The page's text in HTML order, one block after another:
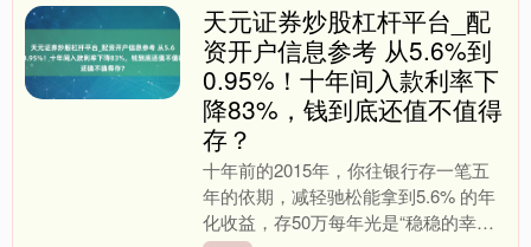
天元证券炒股杠杆平台_配
资开户信息参考 从5.6%到
0.95%！十年间入款利率下
降83%，钱到底还值不值得
存？
十年前的2015年，你往银行存一笔五
年的依期，减轻驰松能拿到5.6% 的年
化收益，存50万每年光是“稳稳的幸